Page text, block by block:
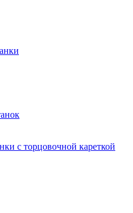
с торцовочной кареткой